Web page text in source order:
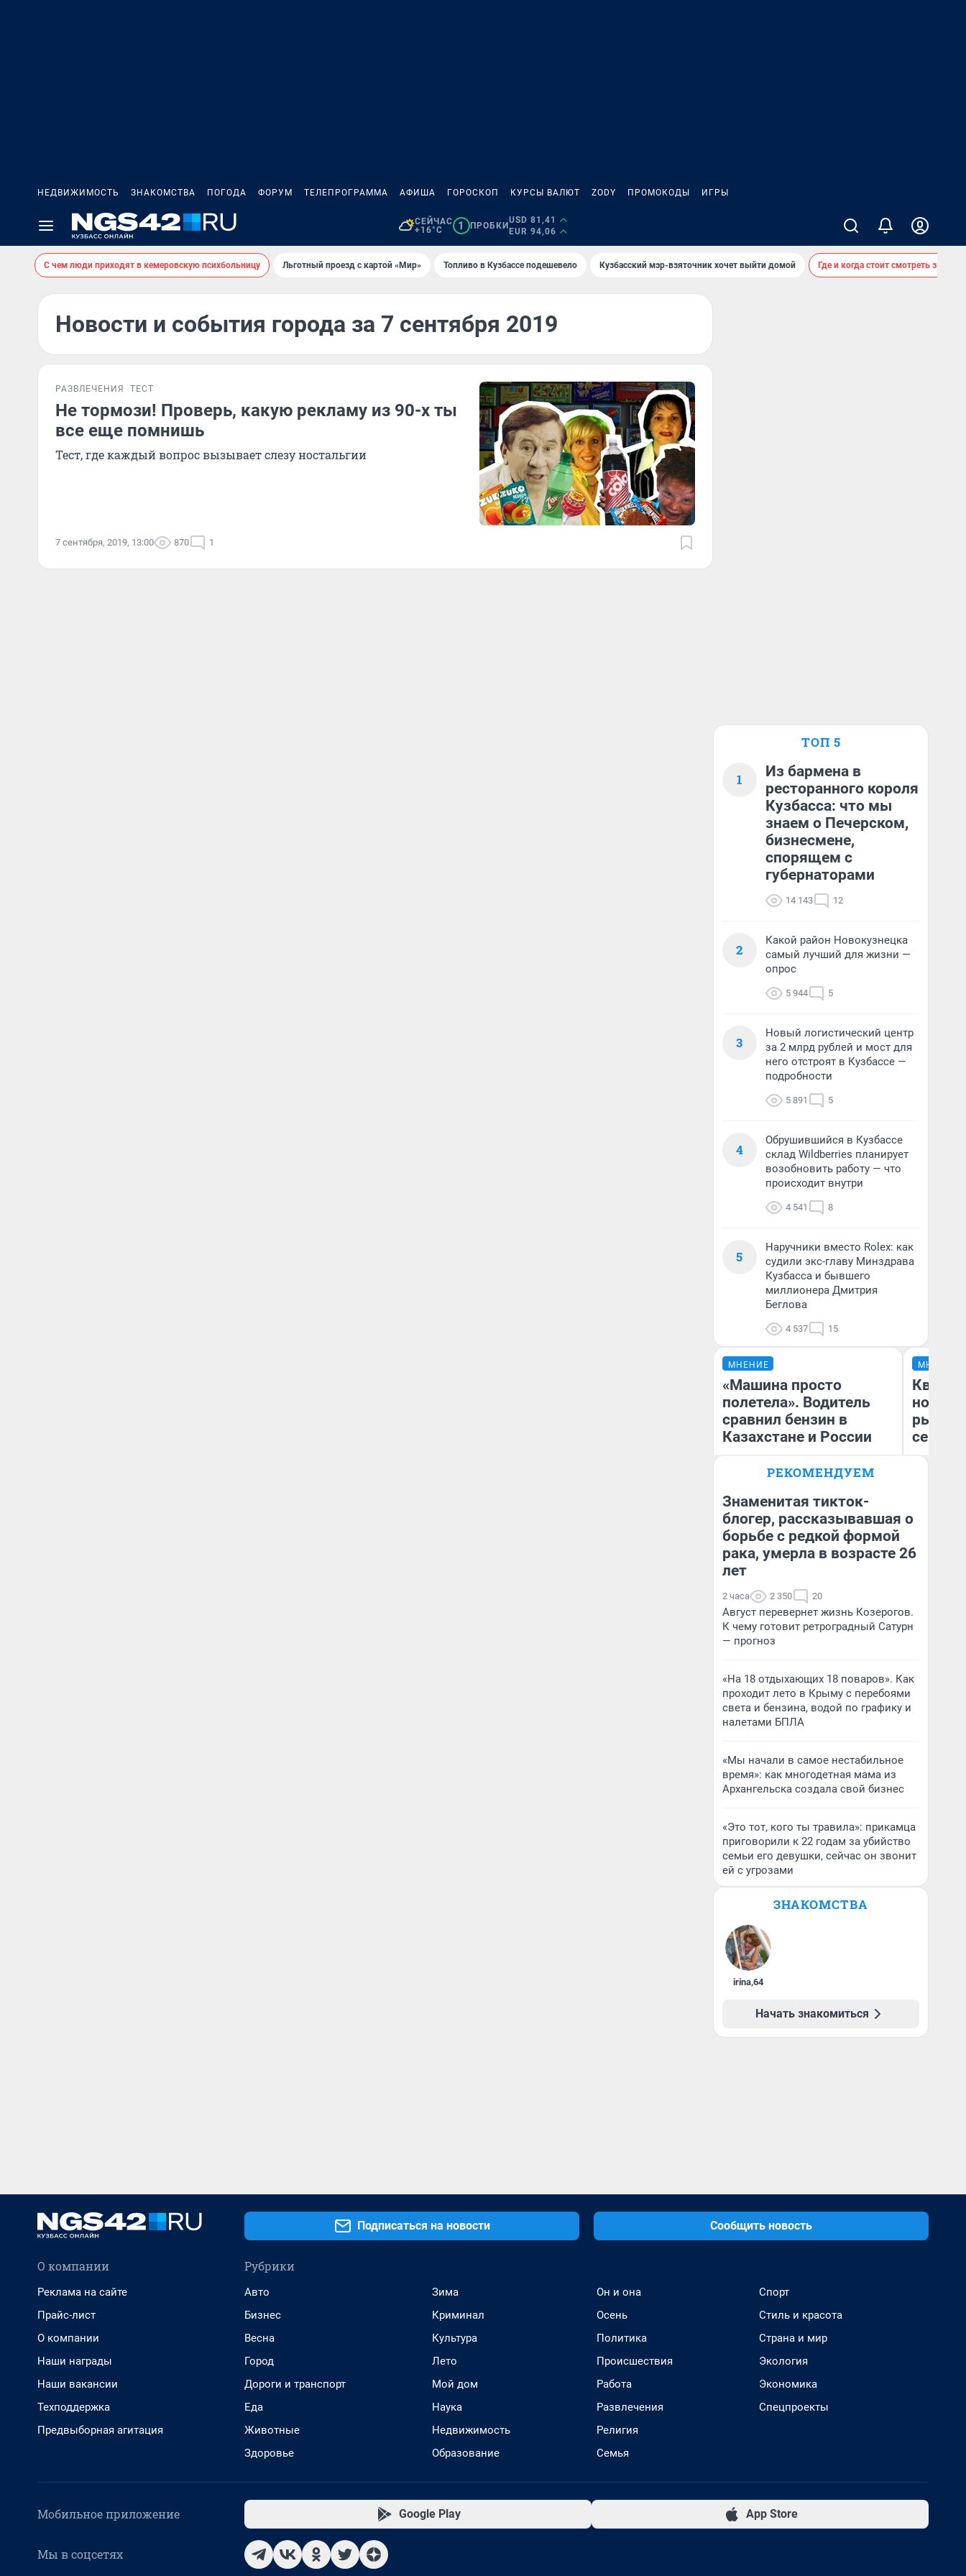
НЕДВИЖИМОСТЬ ЗНАКОМСТВА ПОГОДА ФОРУМ ТЕЛЕПРОГРАММА АФИША ГОРОСКОП КУРСЫ ВАЛЮТ ZODY ПРОМОКОДЫ ИГРЫ
СЕЙЧАС
+16°C
1 ПРОБКИ
USD 81,41
EUR 94,06
С чем люди приходят в кемеровскую психбольницу Льготный проезд с картой «Мир» Топливо в Кузбассе подешевело Кузбасский мэр-взяточник хочет выйти домой Где и когда стоит смотреть
Новости и события города за 7 сентября 2019
РАЗВЛЕЧЕНИЯ ТЕСТ
Не тормози! Проверь, какую рекламу из 90-х ты
все еще помнишь
Тест, где каждый вопрос вызывает слезу ностальгии
7 сентября, 2019, 13:00 870 1
ТОП 5
1
Из бармена в
ресторанного короля
Кузбасса: что мы
знаем о Печерском,
бизнесмене,
спорящем с
губернаторами
14 143 12
2
Какой район Новокузнецка
самый лучший для жизни —
опрос
5 944 5
3
Новый логистический центр
за 2 млрд рублей и мост для
него отстроят в Кузбассе —
подробности
5 891 5
4
Обрушившийся в Кузбассе
склад Wildberries планирует
возобновить работу — что
происходит внутри
4 541 8
5
Наручники вместо Rolex: как
судили экс-главу Минздрава
Кузбасса и бывшего
миллионера Дмитрия
Беглова
4 537 15
МНЕНИЕ
«Машина просто
полетела». Водитель
сравнил бензин в
Казахстане и России
Анатолий Кузнецов
МНЕНИЕ
но
рынок
РЕКОМЕНДУЕМ
Знаменитая тикток-
блогер, рассказывавшая о
борьбе с редкой формой
рака, умерла в возрасте 26
лет
2 часа 2 350 20
Август перевернет жизнь Козерогов.
К чему готовит ретроградный Сатурн
— прогноз
«На 18 отдыхающих 18 поваров». Как
проходит лето в Крыму с перебоями
света и бензина, водой по графику и
налетами БПЛА
«Мы начали в самое нестабильное
время»: как многодетная мама из
Архангельска создала свой бизнес
«Это тот, кого ты травила»: прикамца
приговорили к 22 годам за убийство
семьи его девушки, сейчас он звонит
ей с угрозами
ЗНАКОМСТВА
irina,64
Начать знакомиться
Подписаться на новости Сообщить новость
О компании
Реклама на сайте
Прайс-лист
О компании
Наши награды
Наши вакансии
Техподдержка
Предвыборная агитация
Рубрики
Авто
Бизнес
Весна
Город
Дороги и транспорт
Еда
Животные
Здоровье
Зима
Криминал
Культура
Лето
Мой дом
Наука
Недвижимость
Образование
Он и она
Осень
Политика
Происшествия
Работа
Развлечения
Религия
Семья
Спорт
Стиль и красота
Страна и мир
Экология
Экономика
Спецпроекты
Мобильное приложение Google Play App Store
Мы в соцсетях